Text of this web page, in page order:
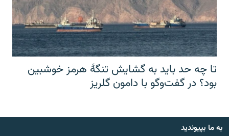
تا چه حد باید به گشایش تنگهٔ هرمز خوشبین
بود؟ در گفت‌وگو با دامون گلریز
به ما بپیوندید